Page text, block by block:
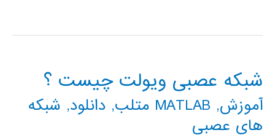
شبکه عصبی ویولت چیست ؟
آموزش, MATLAB متلب , دانلود, شبکه
های عصبی